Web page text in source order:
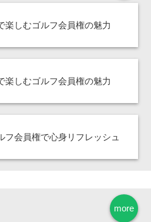
楽しむゴルフ会員権の魅力
楽しむゴルフ会員権の魅力
フ会員権で心身リフレッシュ
more